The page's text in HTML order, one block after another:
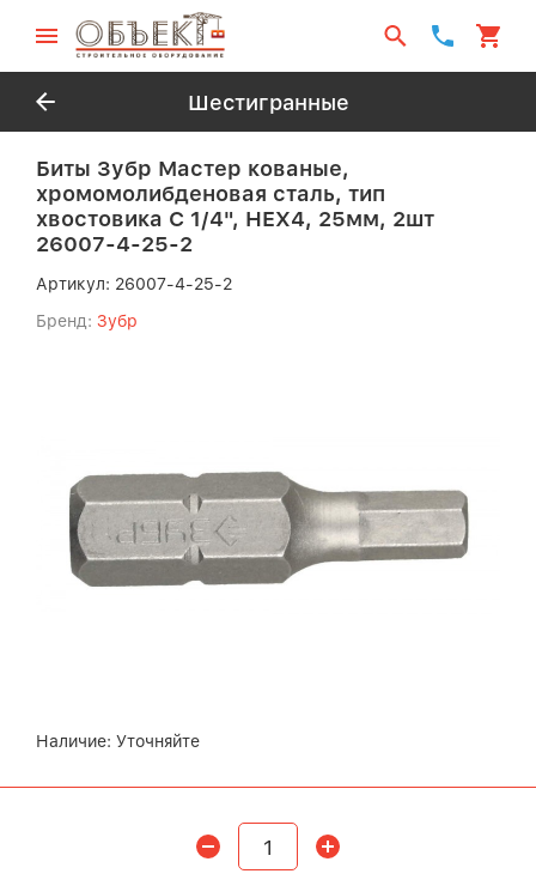
Шестигранные
Биты Зубр Мастер кованые,
хромомолибденовая сталь, тип
хвостовика C 1/4", HEX4, 25мм, 2шт
26007-4-25-2
Артикул: 26007-4-25-2
Бренд: Зубр
Наличие: Уточняйте